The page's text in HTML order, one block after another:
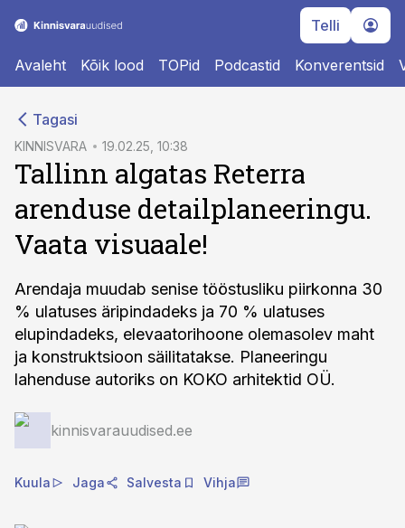
Telli
Avaleht Kõik lood TOPid Podcastid Konverentsid
Tagasi
KINNISVARA 19.02.25, 10:38
Tallinn algatas Reterra
arenduse detailplaneeringu.
Vaata visuaale!
Arendaja muudab senise tööstusliku piirkonna 30
% ulatuses äripindadeks ja 70 % ulatuses
elupindadeks, elevaatorihoone olemasolev maht
ja konstruktsioon säilitatakse. Planeeringu
lahenduse autoriks on KOKO arhitektid OÜ.
kinnisvarauudised.ee
Kuula Jaga Salvesta Vihja